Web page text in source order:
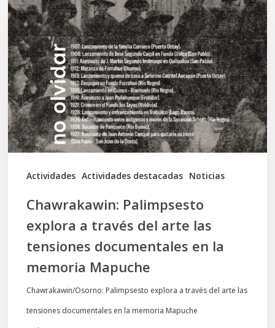
Actividades Actividades destacadas Noticias
Palimpsesto
explora
a
través
del
arte
las
tensiones
documentales
memoria
Mapuche
Chawrakawin: Palimpsesto
explora a través del arte las
tensiones documentales en la
memoria Mapuche
Chawrakawin/Osorno: Palimpsesto explora a través del arte las
tensiones documentales en la memoria Mapuche